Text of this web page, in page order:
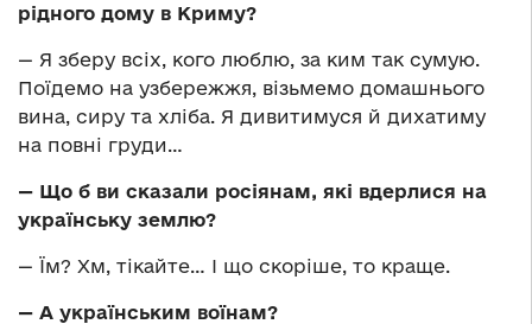
рідного дому в Криму?
— Я зберу всіх, кого люблю, за ким так сумую.
Поїдемо на узбережжя, візьмемо домашнього
вина, сиру та хліба. Я дивитимуся й дихатиму
на повні груди…
— Що б ви сказали росіянам, які вдерлися на
українську землю?
— Їм? Хм, тікайте… І що скоріше, то краще.
— А українським воїнам?